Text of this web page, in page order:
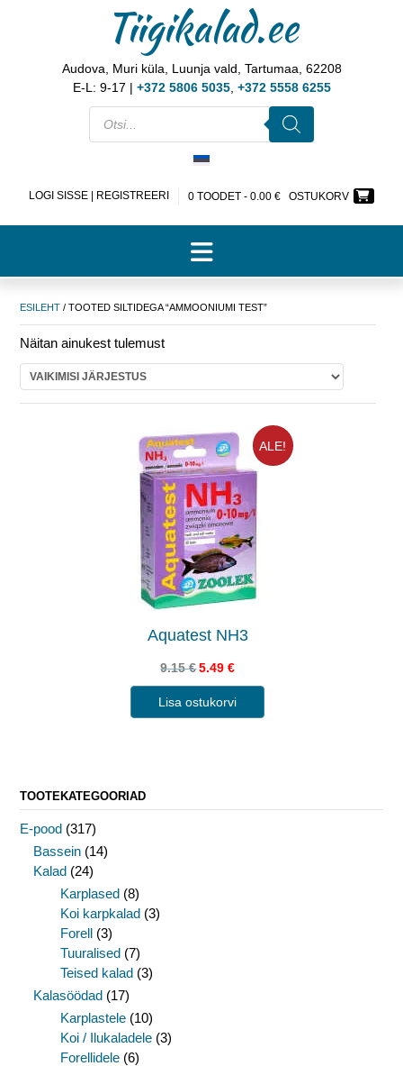
Tiigikalad.ee
Audova, Muri küla, Luunja vald, Tartumaa, 62208
E-L: 9-17 | +372 5806 5035, +372 5558 6255
LOGI SISSE | REGISTREERI 0 TOODET - 0.00 € OSTUKORV
ESILEHT / TOOTED SILTIDEGA “AMMOONIUMI TEST”
Näitan ainukest tulemust
ALE!
Aquatest NH3
9.15€5.49€
Lisa ostukorvi
TOOTEKATEGOORIAD
E-pood (317)
Bassein (14)
Kalad (24)
Karplased (8)
Koi karpkalad (3)
Forell (3)
Tuuralised (7)
Teised kalad (3)
Kalasöödad (17)
Karplastele (10)
Koi / Ilukaladele (3)
Forellidele (6)